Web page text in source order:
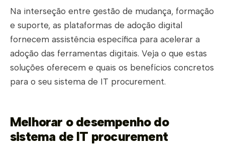
Na interseção entre gestão de mudança, formação
e suporte, as plataformas de adoção digital
fornecem assistência específica para acelerar a
adoção das ferramentas digitais. Veja o que estas
soluções oferecem e quais os benefícios concretos
para o seu sistema de IT procurement.
Melhorar o desempenho do
sistema de IT procurement